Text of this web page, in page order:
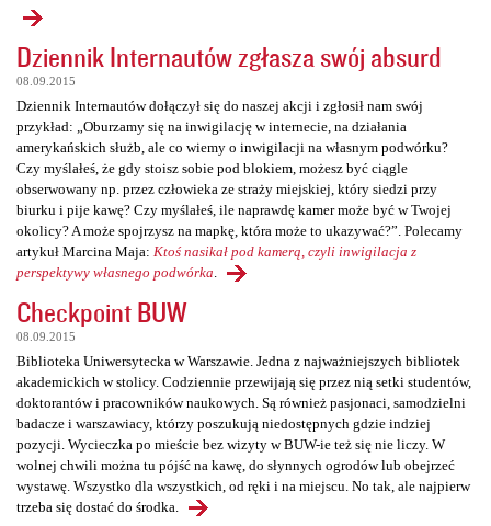
Dziennik Internautów zgłasza swój absurd
08.09.2015
Dziennik Internautów dołączył się do naszej akcji i zgłosił nam swój
przykład: „Oburzamy się na inwigilację w internecie, na działania
amerykańskich służb, ale co wiemy o inwigilacji na własnym podwórku?
Czy myślałeś, że gdy stoisz sobie pod blokiem, możesz być ciągle
obserwowany np. przez człowieka ze straży miejskiej, który siedzi przy
biurku i pije kawę? Czy myślałeś, ile naprawdę kamer może być w Twojej
okolicy? A może spojrzysz na mapkę, która może to ukazywać?”. Polecamy
artykuł Marcina Maja: Ktoś nasikał pod kamerą, czyli inwigilacja z
perspektywy własnego podwórka
Checkpoint BUW
08.09.2015
Biblioteka Uniwersytecka w Warszawie. Jedna z najważniejszych bibliotek
akademickich w stolicy. Codziennie przewijają się przez nią setki studentów,
doktorantów i pracowników naukowych. Są również pasjonaci, samodzielni
badacze i warszawiacy, którzy poszukują niedostępnych gdzie indziej
pozycji. Wycieczka po mieście bez wizyty w BUW-ie też się nie liczy. W
wolnej chwili można tu pójść na kawę, do słynnych ogrodów lub obejrzeć
wystawę. Wszystko dla wszystkich, od ręki i na miejscu. No tak, ale najpierw
trzeba się dostać do środka.